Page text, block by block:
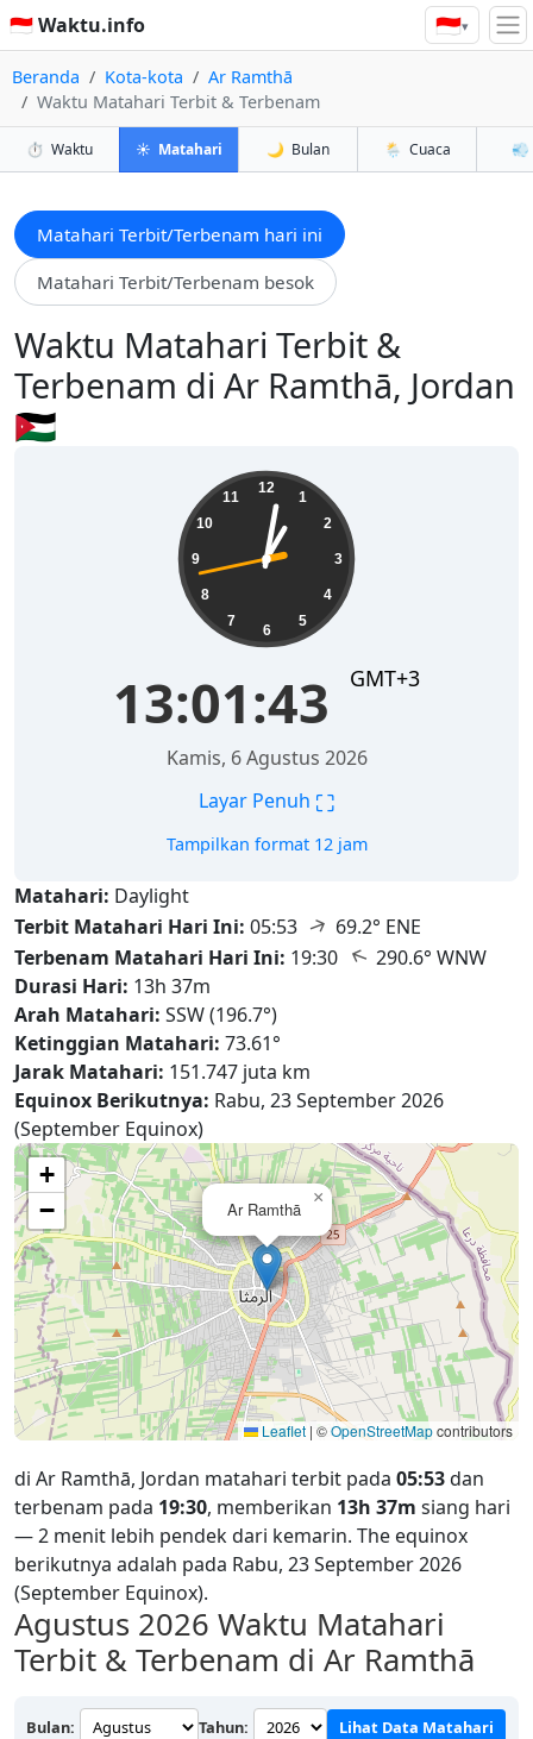
🇮🇩 Waktu.info 🇮🇩▾
Beranda Kota-kota
Ar Ramthā
Waktu Matahari Terbit & Terbenam
⏱️ Waktu ☀️ Matahari 🌙 Bulan 🌦️ Cuaca 💨
Matahari Terbit/Terbenam hari ini
Matahari Terbit/Terbenam besok
Waktu Matahari Terbit &
Terbenam di Ar Ramthā, Jordan
🇯🇴
12
1
2
3
4
5
6
7
8
9
10
11
13:01:44 GMT+3
Kamis, 6 Agustus 2026
Layar Penuh ⛶
Tampilkan format 12 jam
Matahari: Daylight
Terbit Matahari Hari Ini: 05:53 ↑ 69.2° ENE
Terbenam Matahari Hari Ini: 19:30 ↑ 290.6° WNW
Durasi Hari: 13h 37m
Arah Matahari: SSW (196.7°)
Ketinggian Matahari: 73.61°
Jarak Matahari: 151.747 juta km
Equinox Berikutnya: Rabu, 23 September 2026
(September Equinox)
Ar Ramthā
×
+
−
Leaflet | ©OpenStreetMapcontributors
di Ar Ramthā, Jordan matahari terbit pada 05:53dan
terbenam pada 19:30, memberikan 13h 37m siang hari
— 2 menit lebih pendek dari kemarin. The equinox
berikutnya adalah pada Rabu, 23 September 2026
(September Equinox).
Agustus 2026 Waktu Matahari
Terbit & Terbenam di Ar Ramthā
Bulan: Tahun: Lihat Data Matahari